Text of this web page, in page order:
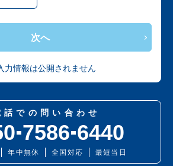
次へ
力情報は公開されません
話での問い合わせ
7586 6440
年中無休 全国対応 最短当日